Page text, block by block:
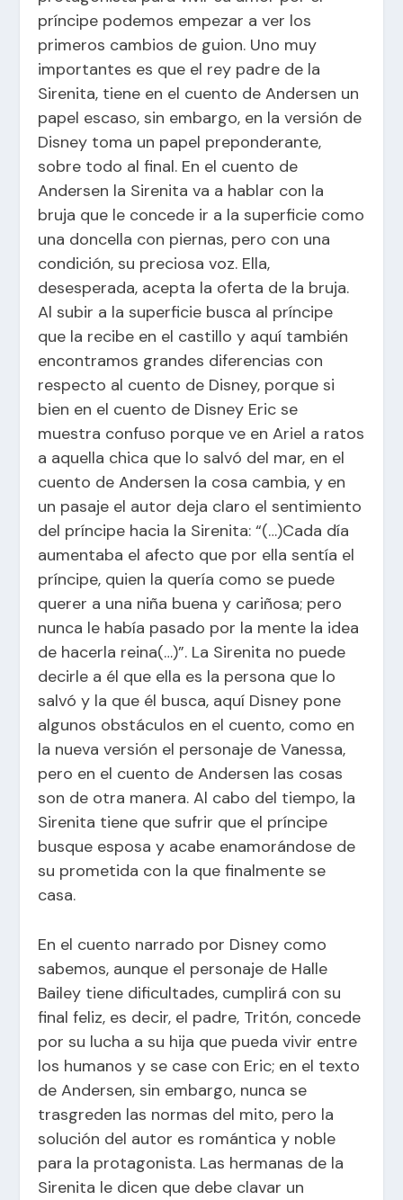
príncipe podemos empezar a ver los
primeros cambios de guion. Uno muy
importantes es que el rey padre de la
Sirenita, tiene en el cuento de Andersen un
papel escaso, sin embargo, en la versión de
Disney toma un papel preponderante,
sobre todo al final. En el cuento de
Andersen la Sirenita va a hablar con la
bruja que le concede ir a la superficie como
una doncella con piernas, pero con una
condición, su preciosa voz. Ella,
desesperada, acepta la oferta de la bruja.
Al subir a la superficie busca al príncipe
que la recibe en el castillo y aquí también
encontramos grandes diferencias con
respecto al cuento de Disney, porque si
bien en el cuento de Disney Eric se
muestra confuso porque ve en Ariel a ratos
a aquella chica que lo salvó del mar, en el
cuento de Andersen la cosa cambia, y en
un pasaje el autor deja claro el sentimiento
del príncipe hacia la Sirenita: “(…)Cada día
aumentaba el afecto que por ella sentía el
príncipe, quien la quería como se puede
querer a una niña buena y cariñosa; pero
nunca le había pasado por la mente la idea
de hacerla reina(…)”. La Sirenita no puede
decirle a él que ella es la persona que lo
salvó y la que él busca, aquí Disney pone
algunos obstáculos en el cuento, como en
la nueva versión el personaje de Vanessa,
pero en el cuento de Andersen las cosas
son de otra manera. Al cabo del tiempo, la
Sirenita tiene que sufrir que el príncipe
busque esposa y acabe enamorándose de
su prometida con la que finalmente se
casa.
En el cuento narrado por Disney como
sabemos, aunque el personaje de Halle
Bailey tiene dificultades, cumplirá con su
final feliz, es decir, el padre, Tritón, concede
por su lucha a su hija que pueda vivir entre
los humanos y se case con Eric; en el texto
de Andersen, sin embargo, nunca se
trasgreden las normas del mito, pero la
solución del autor es romántica y noble
para la protagonista. Las hermanas de la
Sirenita le dicen que debe clavar un